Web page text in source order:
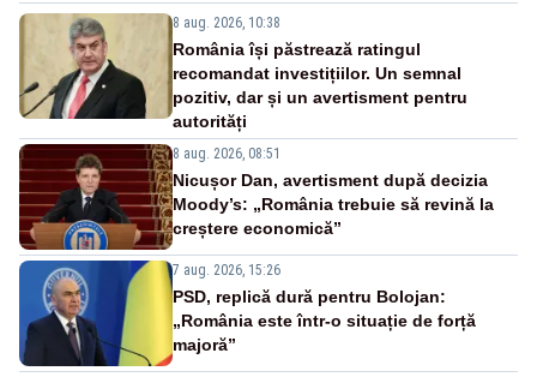
8 aug. 2026, 10:38
România își păstrează ratingul
recomandat investițiilor. Un semnal
pozitiv, dar și un avertisment pentru
autorități
8 aug. 2026, 08:51
Nicușor Dan, avertisment după decizia
Moody’s: „România trebuie să revină la
creștere economică”
7 aug. 2026, 15:26
PSD, replică dură pentru Bolojan:
„România este într-o situație de forță
majoră”